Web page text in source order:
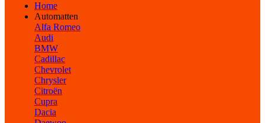
Home
Automatten
Alfa Romeo
Audi
BMW
Cadillac
Chevrolet
Chrysler
Citroën
Cupra
Dacia